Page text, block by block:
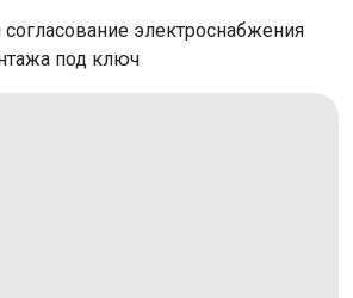
электроснабжения
под ключ